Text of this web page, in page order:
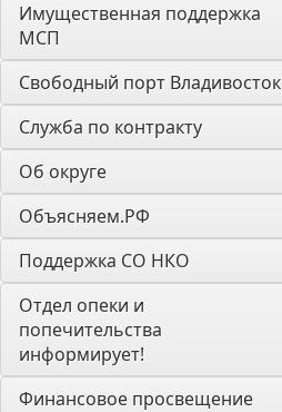
Имущественная поддержка
МСП
Свободный порт Владивосток
Служба по контракту
Об округе
Объясняем.РФ
Поддержка СО НКО
Отдел опеки и
попечительства
информирует!
Финансовое просвещение